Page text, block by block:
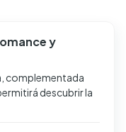
y
complementada
descubrir la